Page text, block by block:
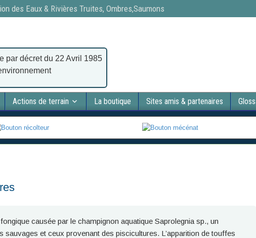
des Eaux & Rivières Truites, Ombres,Saumons
par décret du 22 Avril 1985
Actions de terrain La boutique Sites amis & partenaires
causée par le champignon aquatique Saprolegnia sp., un
sauvages et ceux provenant des piscicultures. L’apparition de touffes